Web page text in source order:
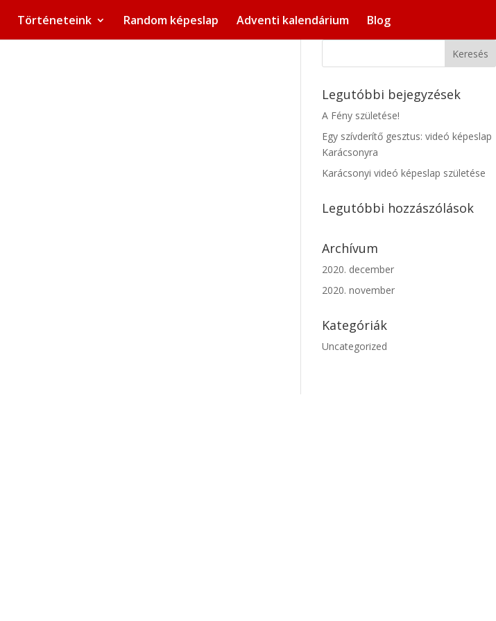
Történeteink Random képeslap Adventi kalendárium Blog
Legutóbbi bejegyzések
A Fény születése!
Egy szívderítő gesztus: videó képeslap
Karácsonyra
Karácsonyi videó képeslap születése
Legutóbbi hozzászólások
Archívum
2020. december
2020. november
Kategóriák
Uncategorized